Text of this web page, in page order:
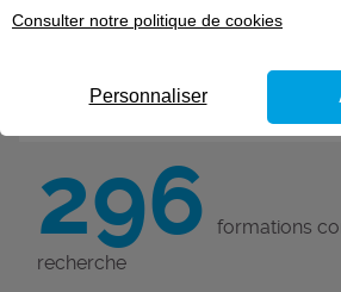
reconnu du
296
formations
recherche
Consulter notre politique de cookies
Personnaliser